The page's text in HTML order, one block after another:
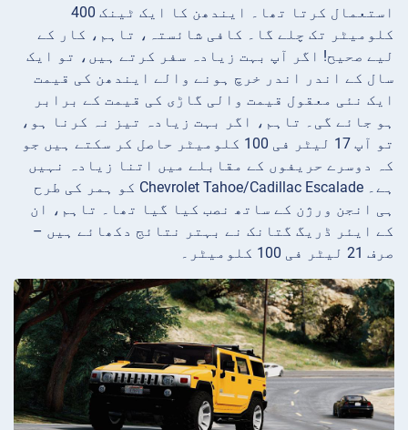
استعمال کرتا تھا۔ ایندھن کا ایک ٹینک 400
کلومیٹر تک چلے گا۔ کافی شائستہ، تاہم، کار کے
لیے صحیح! اگر آپ بہت زیادہ سفر کرتے ہیں، تو ایک
سال کے اندر اندر خرچ ہونے والے ایندھن کی قیمت
ایک نئی معقول قیمت والی گاڑی کی قیمت کے برابر
ہو جائے گی۔ تاہم، اگر بہت زیادہ تیز نہ کرنا ہو،
تو آپ 17 لیٹر فی 100 کلومیٹر حاصل کر سکتے ہیں جو
کہ دوسرے حریفوں کے مقابلے میں اتنا زیادہ نہیں
ہے۔ Chevrolet Tahoe/Cadillac Escalade کو ہمر کی طرح
ہی انجن ورژن کے ساتھ نصب کیا گیا تھا۔ تاہم، ان
کے ایئر ڈریگ گتانک نے بہتر نتائج دکھائے ہیں –
صرف 21 لیٹر فی 100 کلومیٹر۔